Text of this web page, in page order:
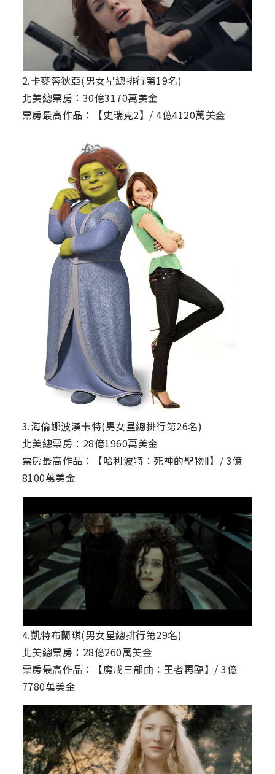
2.卡麥蓉狄亞(男女星總排行第19名)
北美總票房：30億3170萬美金
票房最高作品：【史瑞克2】/ 4億4120萬美金
3.海倫娜波漢卡特(男女星總排行第26名)
北美總票房：28億1960萬美金
票房最高作品：【哈利波特：死神的聖物Ⅱ】/ 3億
8100萬美金
4.凱特布蘭琪(男女星總排行第29名)
北美總票房：28億260萬美金
票房最高作品：【魔戒三部曲：王者再臨】/ 3億
7780萬美金